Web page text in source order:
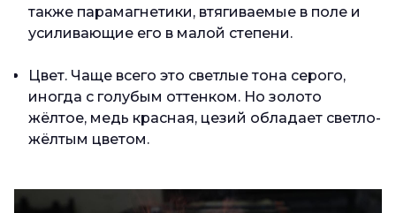
также парамагнетики, втягиваемые в поле и
усиливающие его в малой степени.
Цвет. Чаще всего это светлые тона серого,
иногда с голубым оттенком. Но золото
жёлтое, медь красная, цезий обладает светло-
жёлтым цветом.